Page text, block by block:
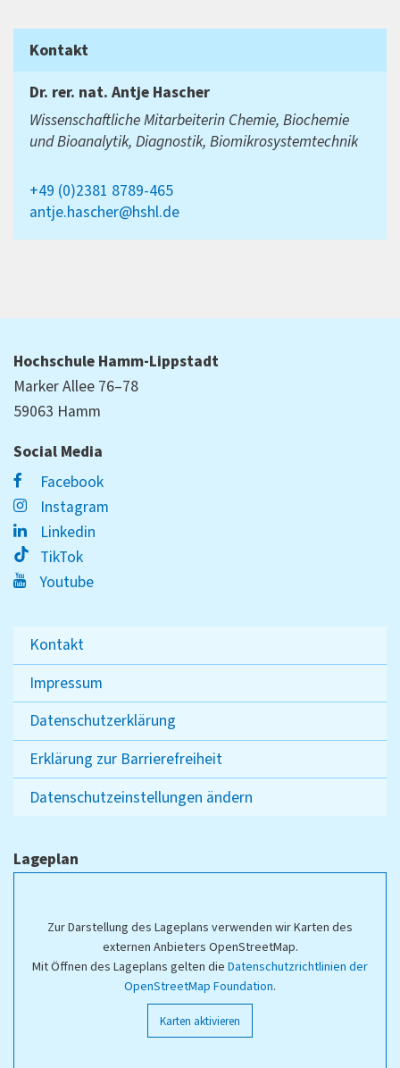
Kontakt
Dr. rer. nat. Antje Hascher
Wissenschaftliche Mitarbeiterin Chemie, Biochemie
und Bioanalytik, Diagnostik, Biomikrosystemtechnik
+49 (0)2381 8789-465
antje.hascher@hshl.de
Hochschule Hamm-Lippstadt
Marker Allee 76–78
59063 Hamm
Social Media
Facebook
Instagram
Linkedin
TikTok
Youtube
Kontakt
Impressum
Datenschutzerklärung
Erklärung zur Barrierefreiheit
Datenschutzeinstellungen ändern
Lageplan
Zur Darstellung des Lageplans verwenden wir Karten des
externen Anbieters OpenStreetMap.
Mit Öffnen des Lageplans gelten die Datenschutzrichtlinien der
OpenStreetMap Foundation.
Karten aktivieren